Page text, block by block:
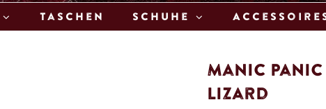
Taschen Schuhe
Manic
Lizard